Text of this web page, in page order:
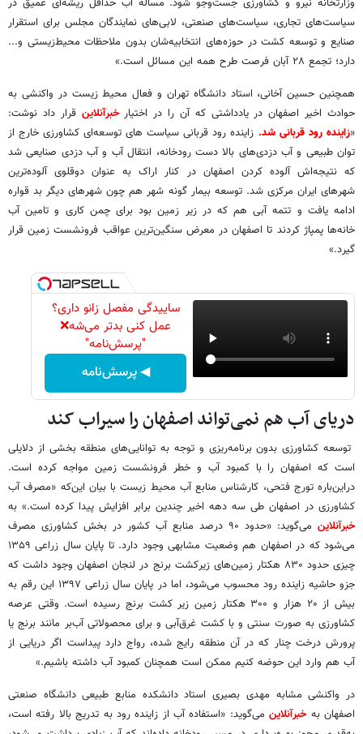
سیاست‌های تجاری، سیاست‌های صنعتی، لابی‌های نمایندگان مجلس برای استقرار
صنایع و توسعه کشت در حوزه‌های انتخابیه‌شان بدون ملاحظات محیط‌زیستی و...
دارد؛ تجمع ۲۸ آبان فرصت طرح همه این مسائل است.»
همچنین حسین آخانی، استاد دانشگاه تهران و فعال محیط زیست در واکنشی به
حوادث اخیر اصفهان در یادداشتی که آن را در اختیارخبرآنلاین قرار داد نوشت:
«زاینده رود قربانی شد. زاینده رود قربانی سیاست های توسعه‌ای کشاورزی خارج از
توان طبیعی و آب دزدی‌های بالا دست رودخانه، انتقال آب و آب دزدی صنایعی شد
که نتیجه‌اش آلوده کردن اصفهان در کنار اراک به عنوان دوقلوی آلوده‌ترین
شهرهای ایران مرکزی شد. توسعه بیمار گونه شهر هم چون شهرهای دیگر بد قواره
ادامه یافت و تتمه آبی هم که در زیر زمین بود برای چمن کاری و تامین آب
خانه‌ها پمپاژ کردند تا اصفهان در معرض سنگین‌ترین عواقب فرونشست زمین قرار
گیرد.»
ساییدگی مفصل زانو داری؟
عمل کنی بدتر می‌شه❌
"پرسش‌نامه"
◀ پرسش‌نامه
دریای آب هم نمی‌تواند اصفهان را سیراب کند
توسعه کشاورزی بدون برنامه‌ریزی و توجه به توانایی‌های منطقه بخشی از دلایلی
است که اصفهان را با کمبود آب و خطر فرونشست زمین مواجه کرده است.
دراین‌باره تورج فتحی، کارشناس منابع آب محیط زیست با بیان این‌که «مصرف آب
کشاورزی در اصفهان طی سه دهه اخیر چندین برابر افزایش پیدا کرده است.» به
خبرآنلاین
می‌گوید: «حدود ۹۰ درصد منابع آب کشور در بخش کشاورزی مصرف
می‌شود که در اصفهان هم وضعیت مشابهی وجود دارد. تا پایان سال زراعی ۱۳۵۹
چیزی حدود ۸۳۰ هکتار زمین‌های زیرکشت برنج در لنجان اصفهان وجود داشت که
جزو حاشیه زاینده ‌رود محسوب می‌شود، اما در پایان سال زراعی ۱۳۹۷ این رقم به
بیش از ۲۰ هزار و ۳۰۰ هکتار زمین زیر کشت برنج رسیده است. وقتی عرصه
کشاورزی به صورت سنتی و با کشت غرق‌آبی و برای محصولاتی آب‌بر مانند برنج یا
پرورش درخت چنار که در آن منطقه رایج شده، رواج دارد پیداست اگر دریایی از
آب هم وارد این حوضه کنیم ممکن است همچنان کمبود آب داشته باشیم.»
در واکنشی مشابه مهدی بصیری استاد دانشکده منابع طبیعی دانشگاه صنعتی
اصفهان بهخبرآنلاینمی‌گوید: «استفاده آب از زاینده رود به تدریج بالا رفته است،